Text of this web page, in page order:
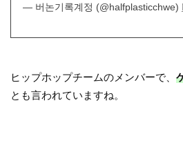
— 버논기록계정 (@halfplasticchwe)
ヒップホップチームのメンバーで、
とも言われていますね。